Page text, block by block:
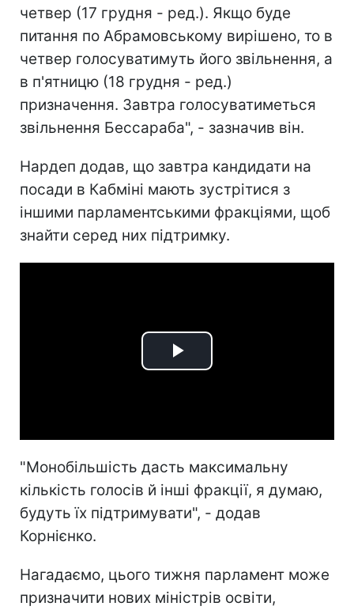
четвер (17 грудня - ред.). Якщо буде
питання по Абрамовському вирішено, то в
четвер голосуватимуть його звільнення, а
в п'ятницю (18 грудня - ред.)
призначення. Завтра голосуватиметься
звільнення Бессараба", - зазначив він.
Нардеп додав, що завтра кандидати на
посади в Кабміні мають зустрітися з
іншими парламентськими фракціями, щоб
знайти серед них підтримку.
Play
"Монобільшість дасть максимальну
кількість голосів й інші фракції, я думаю,
будуть їх підтримувати", - додав
Корнієнко.
Нагадаємо, цього тижня парламент може
призначити нових міністрів освіти,